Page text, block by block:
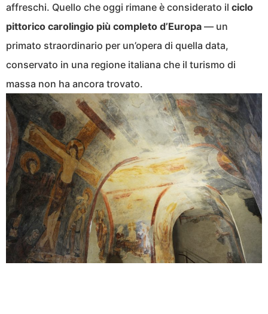
affreschi. Quello che oggi rimane è considerato il ciclo
pittorico carolingio più completo d’Europa — un
primato straordinario per un’opera di quella data,
conservato in una regione italiana che il turismo di
massa non ha ancora trovato.